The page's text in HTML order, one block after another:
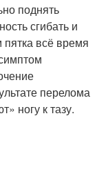
поднять
сгибать и
пятка всё время
перелома
ногу к тазу.